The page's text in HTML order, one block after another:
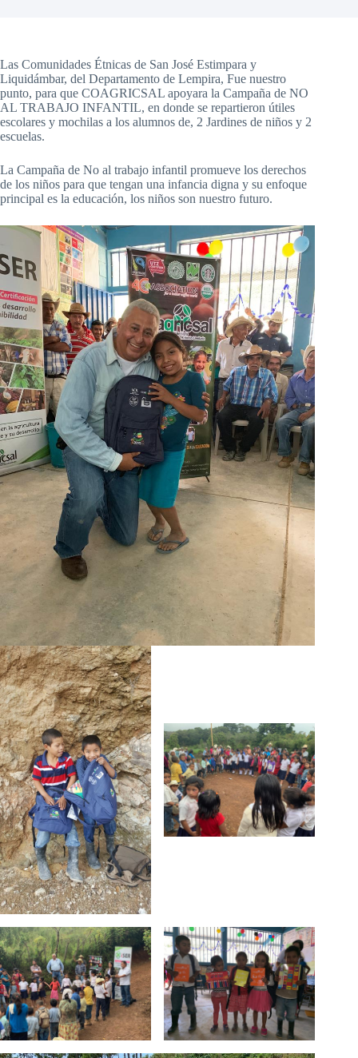
Las Comunidades Étnicas de San José Estimpara y
Liquidámbar, del Departamento de Lempira, Fue nuestro
punto, para que COAGRICSAL apoyara la Campaña de NO
AL TRABAJO INFANTIL, en donde se repartieron útiles
escolares y mochilas a los alumnos de, 2 Jardines de niños y 2
escuelas.
La Campaña de No al trabajo infantil promueve los derechos
de los niños para que tengan una infancia digna y su enfoque
principal es la educación, los niños son nuestro futuro.